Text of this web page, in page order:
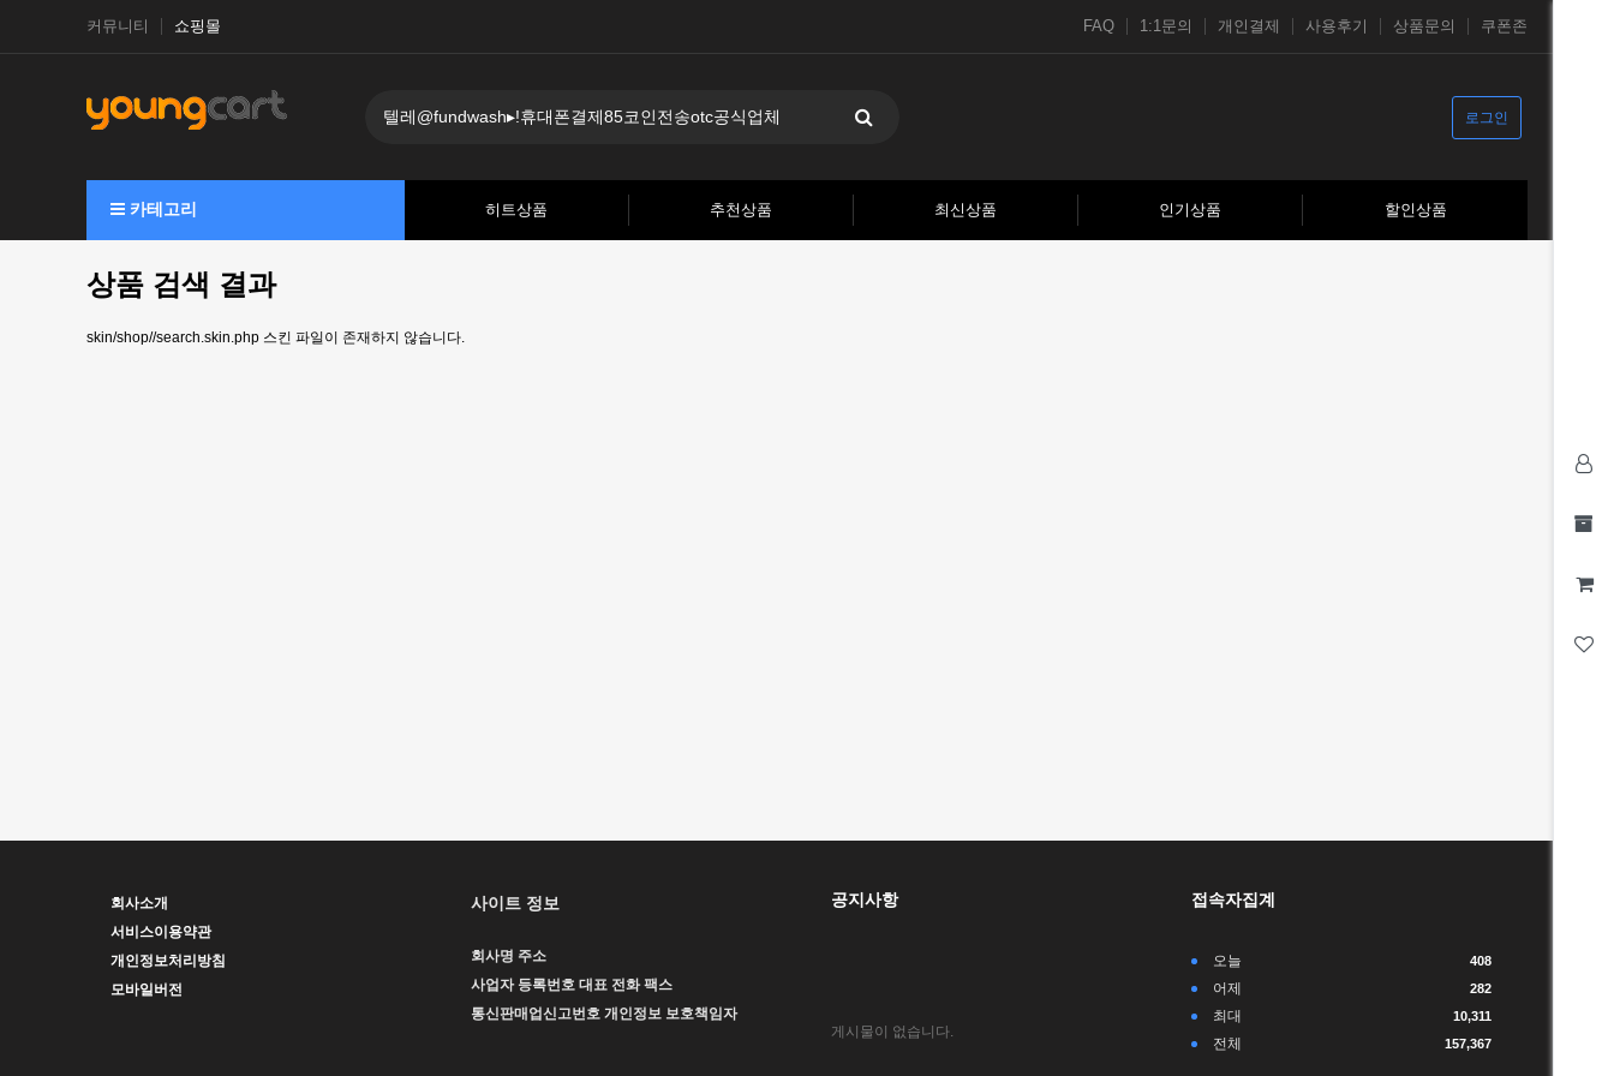
커뮤니티 쇼핑몰 FAQ 1:1문의 개인결제 사용후기 상품문의 쿠폰존
로그인
카테고리 히트상품 추천상품 최신상품 인기상품 할인상품
상품 검색 결과
skin/shop//search.skin.php 스킨 파일이 존재하지 않습니다.
회사소개
서비스이용약관
개인정보처리방침
모바일버전
사이트 정보
회사명 주소
사업자 등록번호 대표 전화 팩스
통신판매업신고번호 개인정보 보호책임자
공지사항
게시물이 없습니다.
접속자집계
오늘 408
어제 282
최대 10,311
전체 157,367